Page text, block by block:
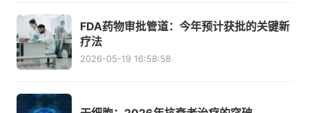
FDA药物审批管道：今年预计获批的关键新
疗法
2026-05-19 16:58:58